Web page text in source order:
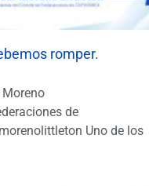
romper.
de
Uno de los